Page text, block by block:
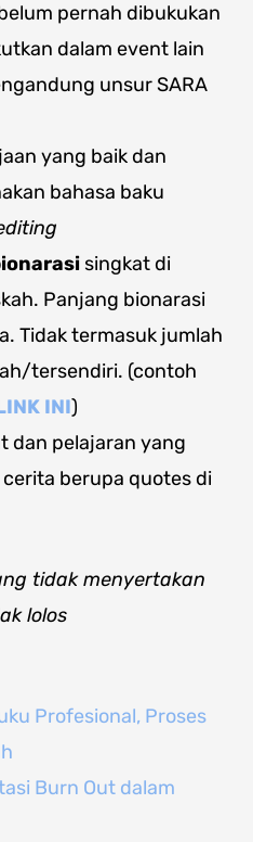
pernah dibukukan
dalam event lain
unsur SARA
yang baik dan
bahasa baku
singkat di
Panjang bionarasi
Tidak termasuk jumlah
tersendiri. (contoh
INI)
dan pelajaran yang
berupa quotes di
tidak menyertakan
lolos
Profesional, Proses
Burn Out dalam